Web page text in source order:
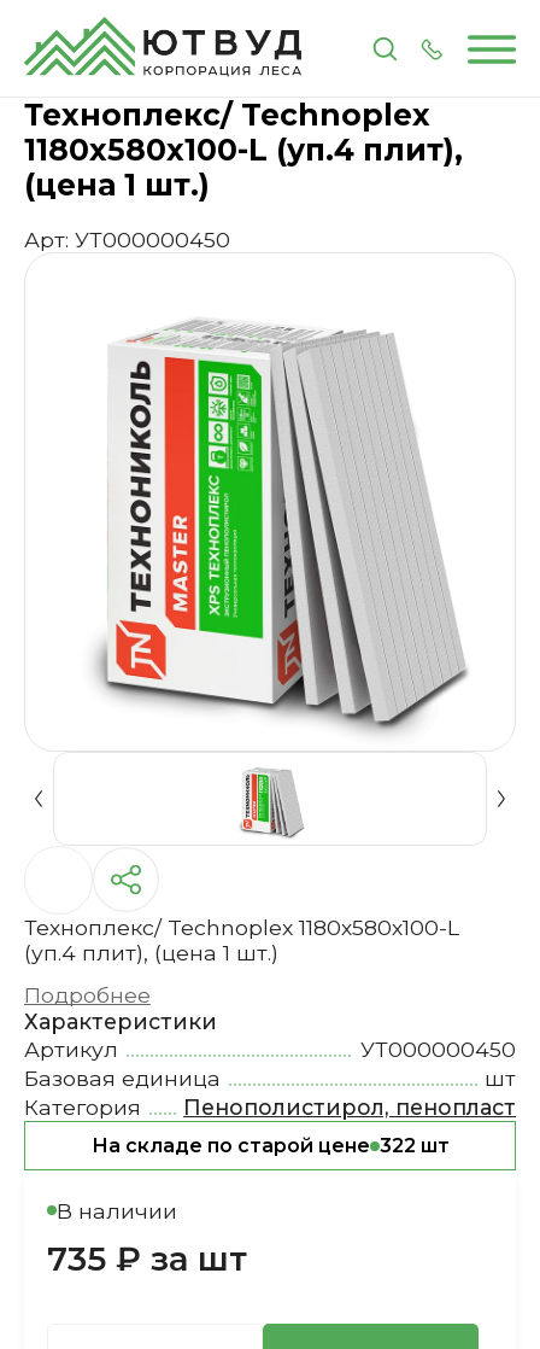
ГлавнаяКаталогИзоляционные материалы
Техноплекс/ Technoplex
1180х580х100-L (уп.4 плит),
(цена 1 шт.)
Арт: УТ000000450
Техноплекс/ Technoplex 1180х580х100-L
(уп.4 плит), (цена 1 шт.)
Подробнее
Характеристики
Артикул
УТ000000450
Базовая единица
шт
Категория
Пенополистирол, пенопласт
На складе по старой цене 322 шт
В наличии
735 ₽ за шт